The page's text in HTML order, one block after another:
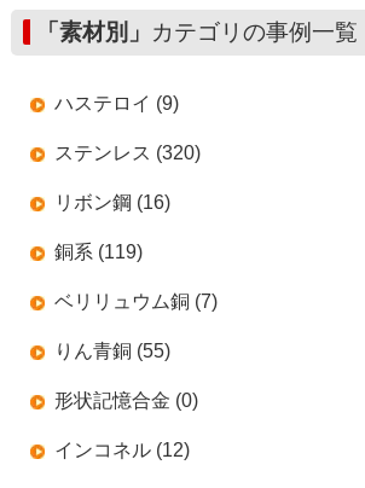
「素材別」 カテゴリの事例一覧
ハステロイ (9)
ステンレス (320)
リボン鋼 (16)
銅系 (119)
ベリリュウム銅 (7)
りん青銅 (55)
形状記憶合金 (0)
インコネル (12)